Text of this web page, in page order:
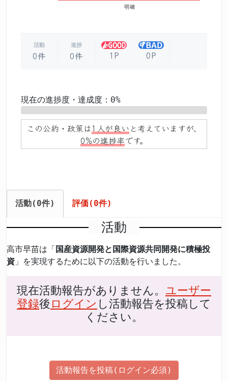
明確
活動
0件
進捗
0件 1P 0P
現在の進捗度・達成度：0%
この公約・政策は1人が良い と考えていますが、
0%の進捗率です。
活動(0件) 評価(0件)
活動
高市早苗は「 国産資源開発と国際資源共同開発に積極投
資 」を実現するために以下の活動を行いました。
現在活動報告がありません。 ユーザー
登録後 ログイン し活動報告を投稿して
ください。
活動報告を投稿(ログイン必須)